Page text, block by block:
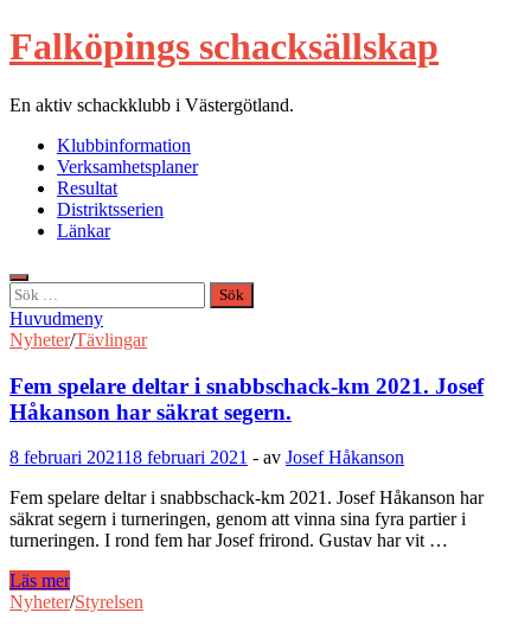
Hoppa
till
Falköpings schacksällskap
En aktiv schackklubb i Västergötland.
Klubbinformation
Verksamhetsplaner
Resultat
Distriktsserien
Länkar
Sök
efter:
Huvudmeny
Nyheter/Tävlingar
Fem spelare deltar i snabbschack-km 2021. Josef
Håkanson har säkrat segern.
8 februari 202118 februari 2021 - av Josef Håkanson
Fem spelare deltar i snabbschack-km 2021. Josef Håkanson har
säkrat segern i turneringen, genom att vinna sina fyra partier i
turneringen. I rond fem har Josef frirond. Gustav har vit …
Fem
spelare
Läs mer
Nyheter/Styrelsen